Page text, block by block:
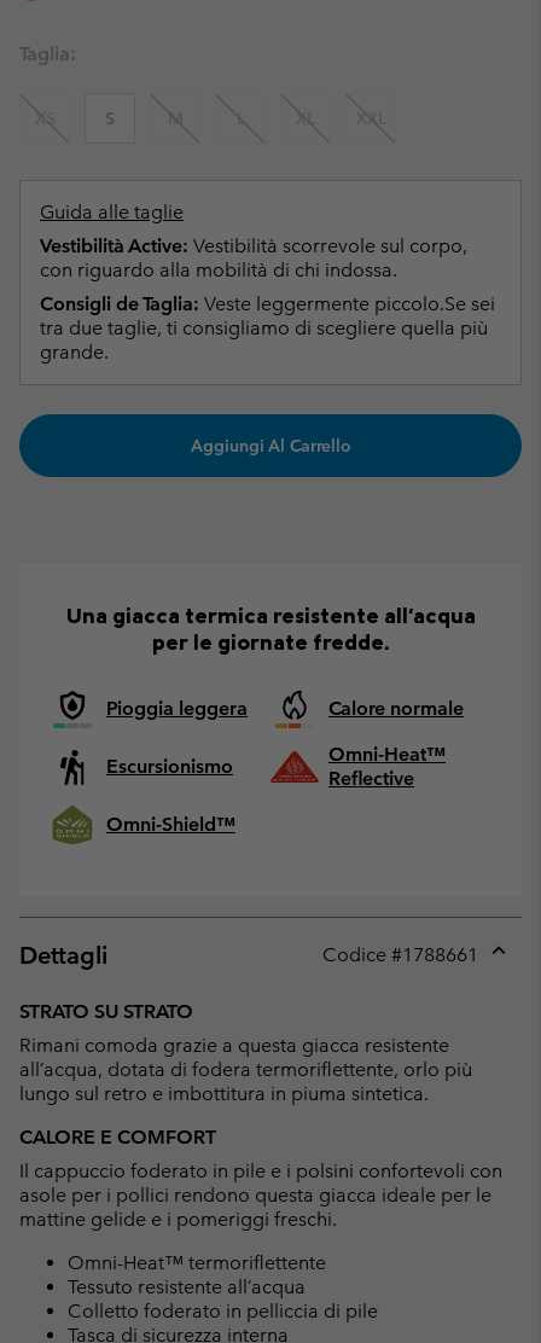
Taglia:
XS S M L XL XXL
Guida alle taglie
Vestibilità Active: Vestibilità scorrevole sul corpo,
con riguardo alla mobilità di chi indossa.
Consigli de Taglia: Veste leggermente piccolo.Se sei
tra due taglie, ti consigliamo di scegliere quella più
grande.
Aggiungi Al Carrello
Una giacca termica resistente all'acqua
per le giornate fredde.
Pioggia leggera Calore normale
Escursionismo
Omni-Heat™
Reflective
Omni-Shield™
Dettagli Codice #1788661
STRATO SU STRATO
Rimani comoda grazie a questa giacca resistente
all’acqua, dotata di fodera termoriflettente, orlo più
lungo sul retro e imbottitura in piuma sintetica.
CALORE E COMFORT
Il cappuccio foderato in pile e i polsini confortevoli con
asole per i pollici rendono questa giacca ideale per le
mattine gelide e i pomeriggi freschi.
Omni-Heat™ termoriflettente
Tessuto resistente all’acqua
Colletto foderato in pelliccia di pile
Tasca di sicurezza interna